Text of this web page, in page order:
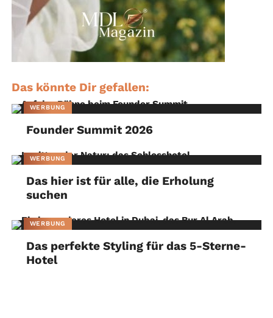
Das könnte Dir gefallen:
WERBUNG
Founder Summit 2026
WERBUNG
Das hier ist für alle, die Erholung
suchen
WERBUNG
Das perfekte Styling für das 5-Sterne-
Hotel